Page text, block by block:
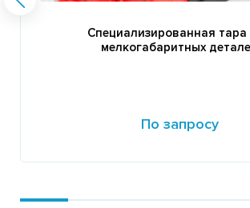
Специализированная тара
мелкогабаритных
По запросу